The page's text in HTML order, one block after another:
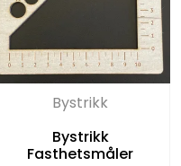
Bystrikk
Bystrikk
Fasthetsmåler